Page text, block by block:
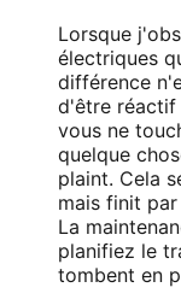
Lorsque
électriques
différence
d'être réactif
vous ne
quelque
plaint. Cela
mais finit
La
planifiez le
tombent en